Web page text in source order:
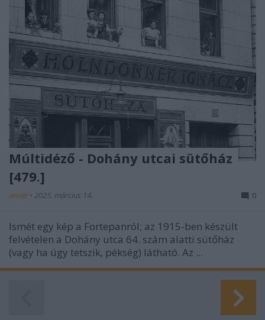
Múltidéző - Dohány utcai sütőház
[479.]
amier • 2025. március 14. 0
Ismét egy kép a Fortepanról; az 1915-ben készült
felvételen a Dohány utca 64. szám alatti sütőház
(vagy ha úgy tetszik, pékség) látható. Az ...